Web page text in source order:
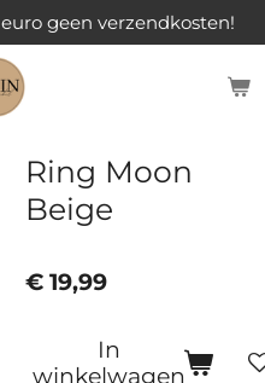
geen verzendkosten!
Ring Moon
Beige
€ 19,99
In
winkelwagen